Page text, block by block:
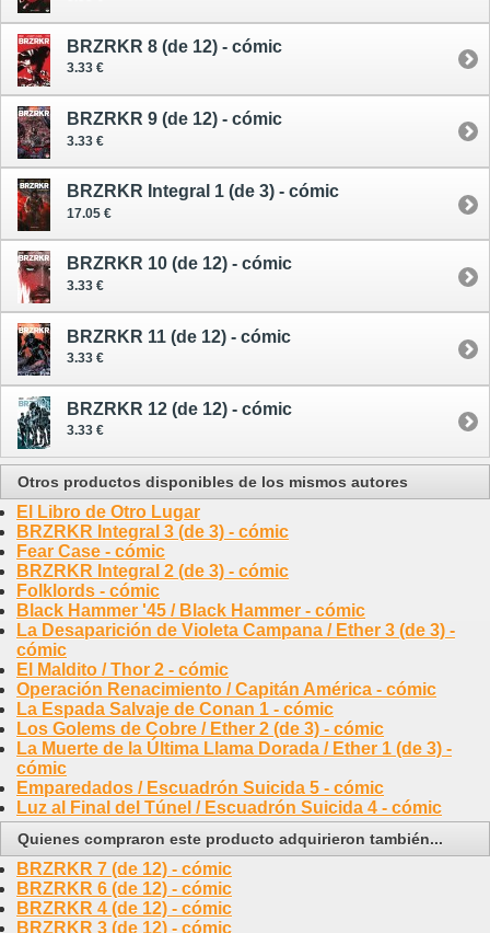
BRZRKR 8 (de 12) - cómic
3.33 €
BRZRKR 9 (de 12) - cómic
3.33 €
BRZRKR Integral 1 (de 3) - cómic
17.05 €
BRZRKR 10 (de 12) - cómic
3.33 €
BRZRKR 11 (de 12) - cómic
3.33 €
BRZRKR 12 (de 12) - cómic
3.33 €
Otros productos disponibles de los mismos autores
El Libro de Otro Lugar
BRZRKR Integral 3 (de 3) - cómic
Fear Case - cómic
BRZRKR Integral 2 (de 3) - cómic
Folklords - cómic
Black Hammer '45 / Black Hammer - cómic
La Desaparición de Violeta Campana / Ether 3 (de 3) -
cómic
El Maldito / Thor 2 - cómic
Operación Renacimiento / Capitán América - cómic
La Espada Salvaje de Conan 1 - cómic
Los Golems de Cobre / Ether 2 (de 3) - cómic
La Muerte de la Última Llama Dorada / Ether 1 (de 3) -
cómic
Emparedados / Escuadrón Suicida 5 - cómic
Luz al Final del Túnel / Escuadrón Suicida 4 - cómic
Quienes compraron este producto adquirieron también...
BRZRKR 7 (de 12) - cómic
BRZRKR 6 (de 12) - cómic
BRZRKR 4 (de 12) - cómic
BRZRKR 3 (de 12) - cómic